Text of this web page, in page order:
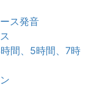
ス発音
ーコース
間、5時間、7時